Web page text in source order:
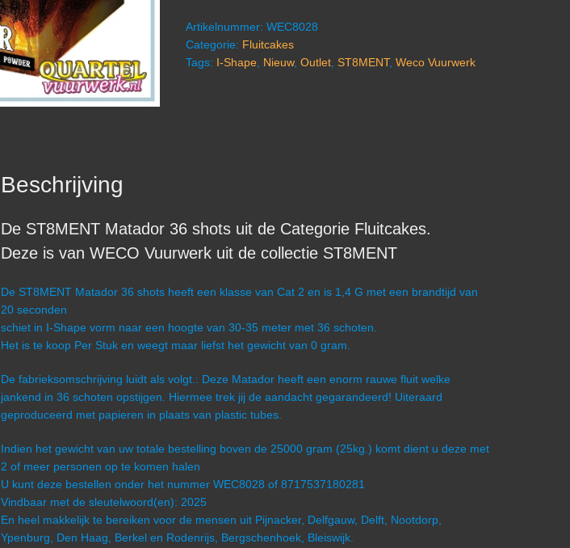
Artikelnummer: WEC8028
Categorie: Fluitcakes
Tags: I-Shape, Nieuw, Outlet, ST8MENT, Weco Vuurwerk
Beschrijving
De ST8MENT Matador 36 shots uit de Categorie Fluitcakes.
Deze is van WECO Vuurwerk uit de collectie ST8MENT
De ST8MENT Matador 36 shots heeft een klasse van Cat 2 en is 1,4 G met een brandtijd van
20 seconden
schiet in I-Shape vorm naar een hoogte van 30-35 meter met 36 schoten.
Het is te koop Per Stuk en weegt maar liefst het gewicht van 0 gram.
De fabrieksomschrijving luidt als volgt.: Deze Matador heeft een enorm rauwe fluit welke
jankend in 36 schoten opstijgen. Hiermee trek jij de aandacht gegarandeerd! Uiteraard
geproduceerd met papieren in plaats van plastic tubes.
Indien het gewicht van uw totale bestelling boven de 25000 gram (25kg.) komt dient u deze met
2 of meer personen op te komen halen
U kunt deze bestellen onder het nummer WEC8028 of 8717537180281
Vindbaar met de sleutelwoord(en): 2025
En heel makkelijk te bereiken voor de mensen uit Pijnacker, Delfgauw, Delft, Nootdorp,
Ypenburg, Den Haag, Berkel en Rodenrijs, Bergschenhoek, Bleiswijk.